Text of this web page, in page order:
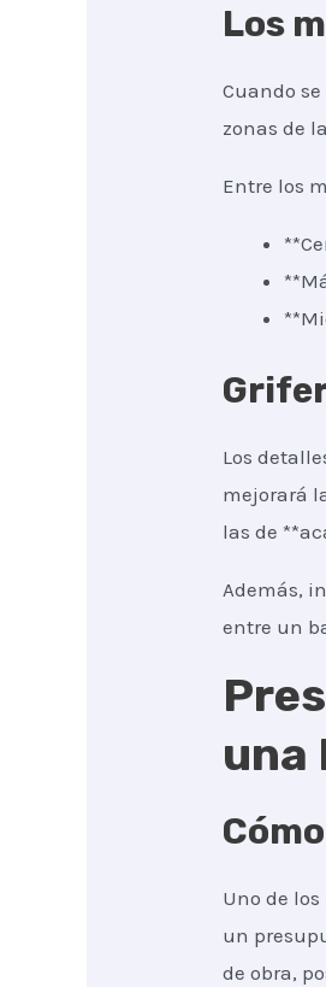
Los
Cuando
zonas de
Entre los
Los
mejorará
las de
Además,
entre un
una
Uno de
un
de obra,